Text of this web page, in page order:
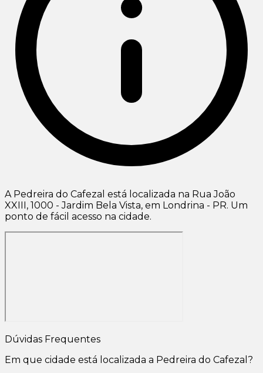
A Pedreira do Cafezal está localizada na Rua João
XXIII, 1000 - Jardim Bela Vista, em Londrina - PR. Um
ponto de fácil acesso na cidade.
Dúvidas Frequentes
Em que cidade está localizada a Pedreira do Cafezal?